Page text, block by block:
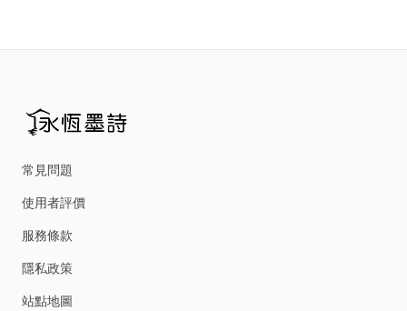
常見問題
使用者評價
服務條款
隱私政策
站點地圖